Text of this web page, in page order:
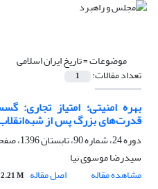
موضوعات =تاریخ ایران اسلامی
تعداد مقالات: 1
بهره امنیتی؛ امتیاز تجاری:
قدرت‌های بزرگ پس از
دوره 24، شماره 90، تابستان 1396، صفحه
سیدرضا موسوی نیا
مشاهده مقاله
اصل مقاله 2.21 M